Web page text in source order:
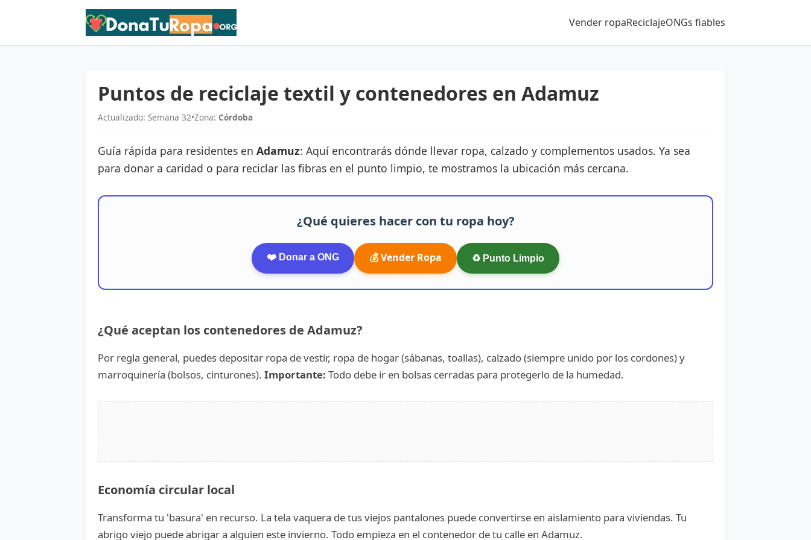
Vender ropaReciclajeONGs fiables
Puntos de reciclaje textil y contenedores en Adamuz
Actualizado: Semana 32•Zona: Córdoba
Guía rápida para residentes en Adamuz: Aquí encontrarás dónde llevar ropa, calzado y complementos usados. Ya sea
para donar a caridad o para reciclar las fibras en el punto limpio, te mostramos la ubicación más cercana.
¿Qué quieres hacer con tu ropa hoy?
❤️ Donar a ONG 💰 Vender Ropa ♻️ Punto Limpio
¿Qué aceptan los contenedores de Adamuz?
Por regla general, puedes depositar ropa de vestir, ropa de hogar (sábanas, toallas), calzado (siempre unido por los cordones) y
marroquinería (bolsos, cinturones). Importante: Todo debe ir en bolsas cerradas para protegerlo de la humedad.
Economía circular local
Transforma tu 'basura' en recurso. La tela vaquera de tus viejos pantalones puede convertirse en aislamiento para viviendas. Tu
abrigo viejo puede abrigar a alguien este invierno. Todo empieza en el contenedor de tu calle en Adamuz.